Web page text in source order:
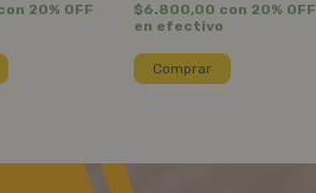
20% OFF
$6.800,00 con 20% OFF
en efectivo
Comprar